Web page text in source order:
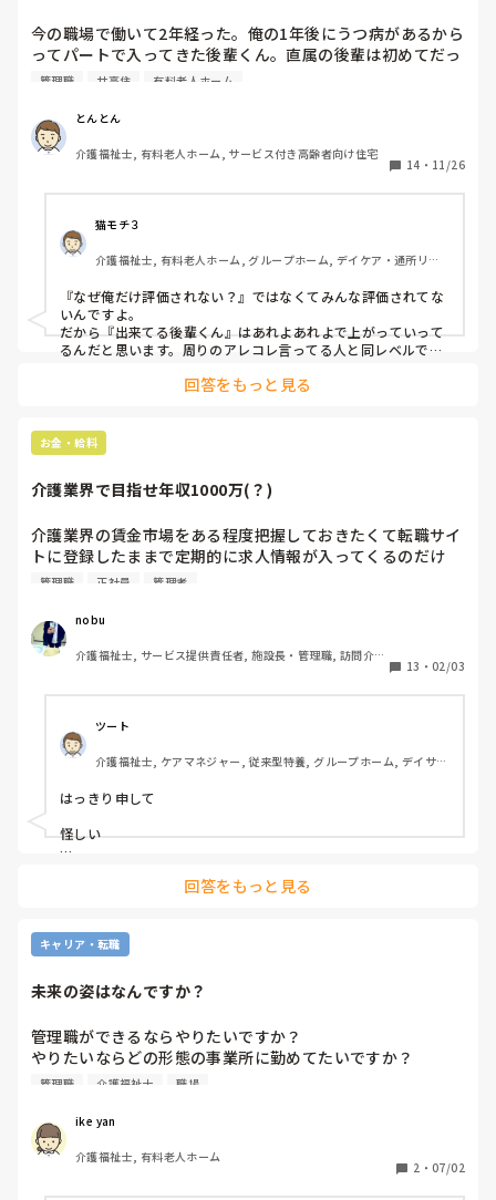
今の職場で働いて2年経った。俺の1年後にうつ病があるから
ってパートで入ってきた後輩くん。直属の後輩は初めてだっ
たから可愛がってた。そしてあれよあれよというまに正社員
りそう。で、同じ職場な人から悪気はないだろうけど、抜か
れたねと言われたり、周りの友達にも冗談ぽく抜かれたとい
ったらそれをネタにされ、1人になったときにまた考えて落
ち込む日々。確かにその後輩は仕事できるし、信頼も厚い。
それに対しておれは仕事早いけど...利用者との関係ができて
いないといわれたり、目線を合わせて話したら？とか言われ
るけど、それみんなやってないのになぜ俺だけ評価されな
上司は仲良し人事を組んでるとか、他の職員の悪いとこ探し
をしてしまい、自分を卑下し、辞めたい
絶対営業が向いてるとか、あれが向いてるとか考えるけど、
失敗を恐れて動き出せない。MBTIは主人公で専門時代は主
れない悔しさ。だけど、こんな俺が上になりたいといった
じ。もうすぐ冬の面談。また落ち込むんだろうな
わかってるよ。もっとアピールしろとかさ、丁寧に仕事しろ
ら、それを超えるには相当なエネルギーと行動が必要。そん
みんなそんな経験ある？
管理職 サ高住 有料老人ホーム
とんとん
介護福祉士, 有料老人ホーム, サービス付き高齢者向け住宅
14 ・ 11/26
猫モチ３
介護福祉士, 有料老人ホーム, グループホーム, デイケア・通所リハ,
『なぜ俺だけ評価されない？』ではなくてみんな評価されてな
いんですよ。
だから『出来てる後輩くん』はあれよあれよで上がっていって
るんだと思います。周りのアレコレ言ってる人と同レベルで比
じゃん』になるんです。出来てる人と比べたら『確かにあの人
アピールしろとかではなくて出来てる人を真似る。歴史を見て
も模範は成功のキッカケになってきたことが証明されてます。
章を書き込むエネルギーはあるんでしょ。
回答をもっと見る
お金・給料
介護業界で目指せ年収1000万(？)
介護業界の賃金市場をある程度把握しておきたくて転職サイ
トに登録したままで定期的に求人情報が入ってくるのだけ
ど、管理職で年収1000万以上目指せる企業がうち以外にも
正社員で手取り13万とか普通に掲載されるこの業界｡
年々上がって来てるのかな？いい傾向だと思う。
管理職 正社員 管理者
nobu
介護福祉士, サービス提供責任者, 施設長・管理職, 訪問介
13 ・ 02/03
ツート
介護福祉士, ケアマネジャー, 従来型特養, グループホーム, デイサー
はっきり申して
怪しい
常識でない、から
回答をもっと見る
キャリア・転職
未来の姿はなんですか？
管理職ができるならやりたいですか？
やりたいならどの形態の事業所に勤めてたいですか？
まだ役職は何がいいですか？
管理職 介護福祉士 職場
ike yan
介護福祉士, 有料老人ホーム
2 ・ 07/02